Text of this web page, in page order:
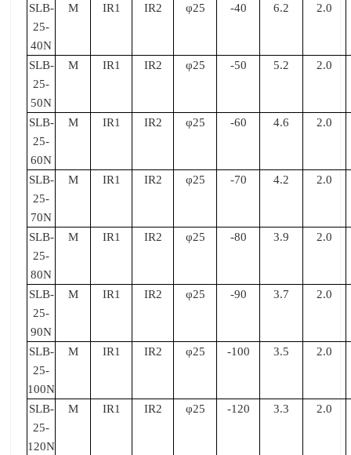
SLB-
25-
40N
M IR1 IR2 φ25 -40 6.2 2.0
SLB-
25-
50N
M IR1 IR2 φ25 -50 5.2 2.0
SLB-
25-
60N
M IR1 IR2 φ25 -60 4.6 2.0
SLB-
25-
70N
M IR1 IR2 φ25 -70 4.2 2.0
SLB-
25-
80N
M IR1 IR2 φ25 -80 3.9 2.0
SLB-
25-
90N
M IR1 IR2 φ25 -90 3.7 2.0
SLB-
25-
100N
M IR1 IR2 φ25 -100 3.5 2.0
SLB-
25-
120N
M IR1 IR2 φ25 -120 3.3 2.0